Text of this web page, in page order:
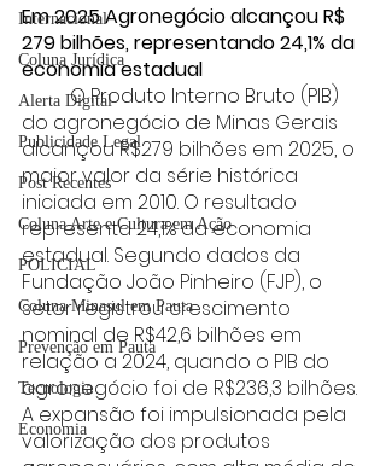
Internacional
Coluna Jurídica
Alerta Digital
Publicidade Legal
Post Recentes
Coluna Arte e Cultura em Ação
POLICIAL
Coluna Minasul em Pauta
Prevenção em Pauta
Tecnologia
Economia
Em 2025 Agronegócio alcançou R$
279 bilhões, representando 24,1% da
economia estadual
	O Produto Interno Bruto (PIB)
do agronegócio de Minas Gerais
alcançou R$279 bilhões em 2025, o
maior valor da série histórica
iniciada em 2010. O resultado
representa 24,1% da economia
estadual. Segundo dados da
Fundação João Pinheiro (FJP), o
setor registrou crescimento
nominal de R$42,6 bilhões em
relação a 2024, quando o PIB do
agronegócio foi de R$236,3 bilhões.
A expansão foi impulsionada pela
valorização dos produtos